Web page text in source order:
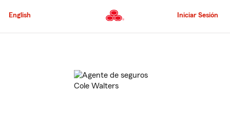
al
principal
English Iniciar Sesión